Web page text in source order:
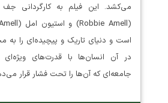
می‌کشد. این فیلم به کارگردانی
است و دنیای تاریک و پیچیده‌ای را به
در آن انسان‌ها با قدرت‌های ویژه‌ای
جامعه‌ای که آن‌ها را تحت فشار قرار